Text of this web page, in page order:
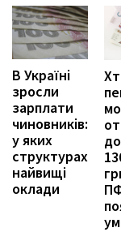
В Україні
зросли
зарплати
чиновників:
у яких
структурах
найвищі
оклади